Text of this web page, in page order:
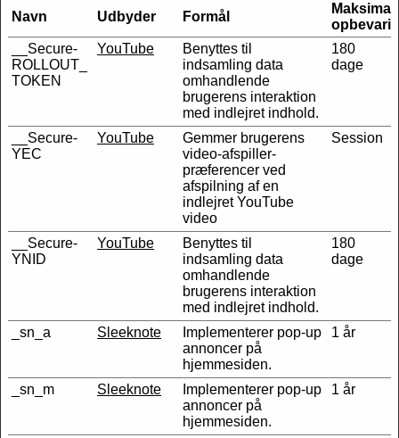
Navn Udbyder Formål
Maksimal
__Secure-
ROLLOUT_
TOKEN
YouTube
Benyttes til
indsamling data
omhandlende
brugerens interaktion
med indlejret indhold.
180
dage
__Secure-
YEC
YouTube
Gemmer brugerens
video-afspiller-
præferencer ved
afspilning af en
indlejret YouTube
video
Session
__Secure-
YNID
YouTube
Benyttes til
indsamling data
omhandlende
brugerens interaktion
med indlejret indhold.
180
dage
_sn_a Sleeknote
Implementerer pop-up
annoncer på
hjemmesiden.
1 år
_sn_m Sleeknote
Implementerer pop-up
annoncer på
hjemmesiden.
1 år